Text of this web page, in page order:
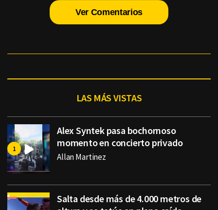
Ver Comentarios
LAS MÁS VISTAS
Alex Syntek pasa bochornoso
momento en concierto privado
Allan Martinez
Salta desde más de 4.000 metros de